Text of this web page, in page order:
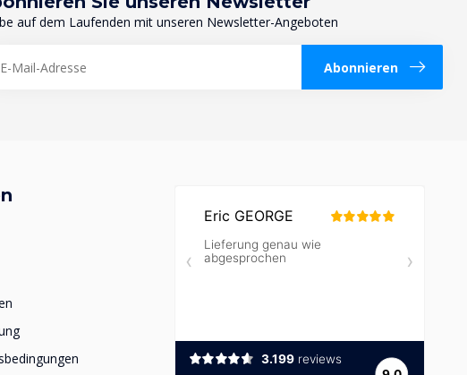
auf dem Laufenden mit unseren Newsletter-Angeboten
Abonnieren